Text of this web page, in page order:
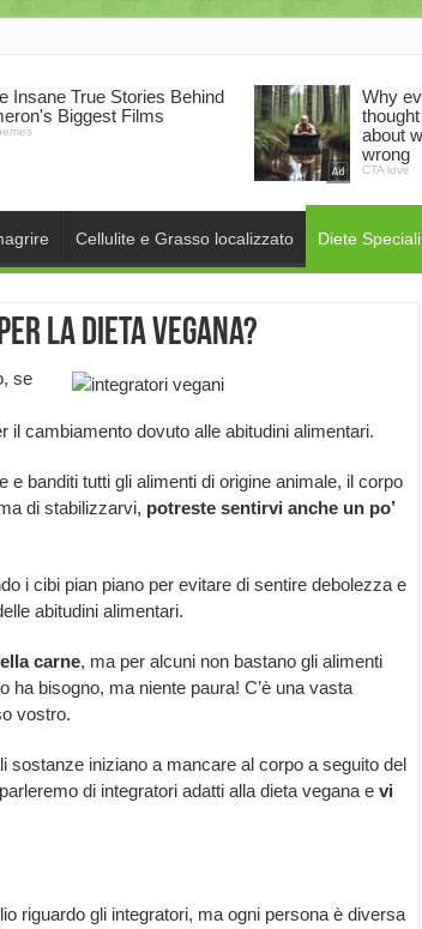
Cellulite e Grasso localizzato Diete Speciali
la dieta vegana?
se
il cambiamento dovuto alle abitudini alimentari.
banditi tutti gli alimenti di origine animale, il corpo
di stabilizzarvi, potreste sentirvi anche un po’
i cibi pian piano per evitare di sentire debolezza e
abitudini alimentari.
carne, ma per alcuni non bastano gli alimenti
bisogno, ma niente paura! C’è una vasta
vostro.
sostanze iniziano a mancare al corpo a seguito del
di integratori adatti alla dieta vegana e vi
riguardo gli integratori, ma ogni persona è diversa